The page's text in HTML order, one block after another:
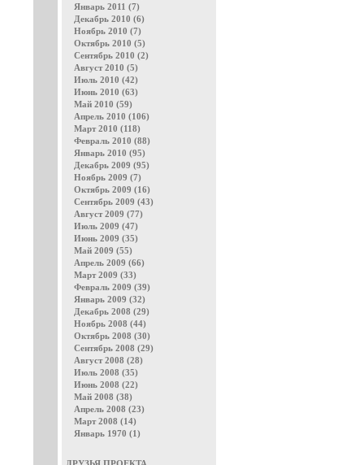
Январь 2011 (7)
Декабрь 2010 (6)
Ноябрь 2010 (7)
Октябрь 2010 (5)
Сентябрь 2010 (2)
Август 2010 (5)
Июль 2010 (42)
Июнь 2010 (63)
Май 2010 (59)
Апрель 2010 (106)
Март 2010 (118)
Февраль 2010 (88)
Январь 2010 (95)
Декабрь 2009 (95)
Ноябрь 2009 (7)
Октябрь 2009 (16)
Сентябрь 2009 (43)
Август 2009 (77)
Июль 2009 (47)
Июнь 2009 (35)
Май 2009 (55)
Апрель 2009 (66)
Март 2009 (33)
Февраль 2009 (39)
Январь 2009 (32)
Декабрь 2008 (29)
Ноябрь 2008 (44)
Октябрь 2008 (30)
Сентябрь 2008 (29)
Август 2008 (28)
Июль 2008 (35)
Июнь 2008 (22)
Май 2008 (38)
Апрель 2008 (23)
Март 2008 (14)
Январь 1970 (1)